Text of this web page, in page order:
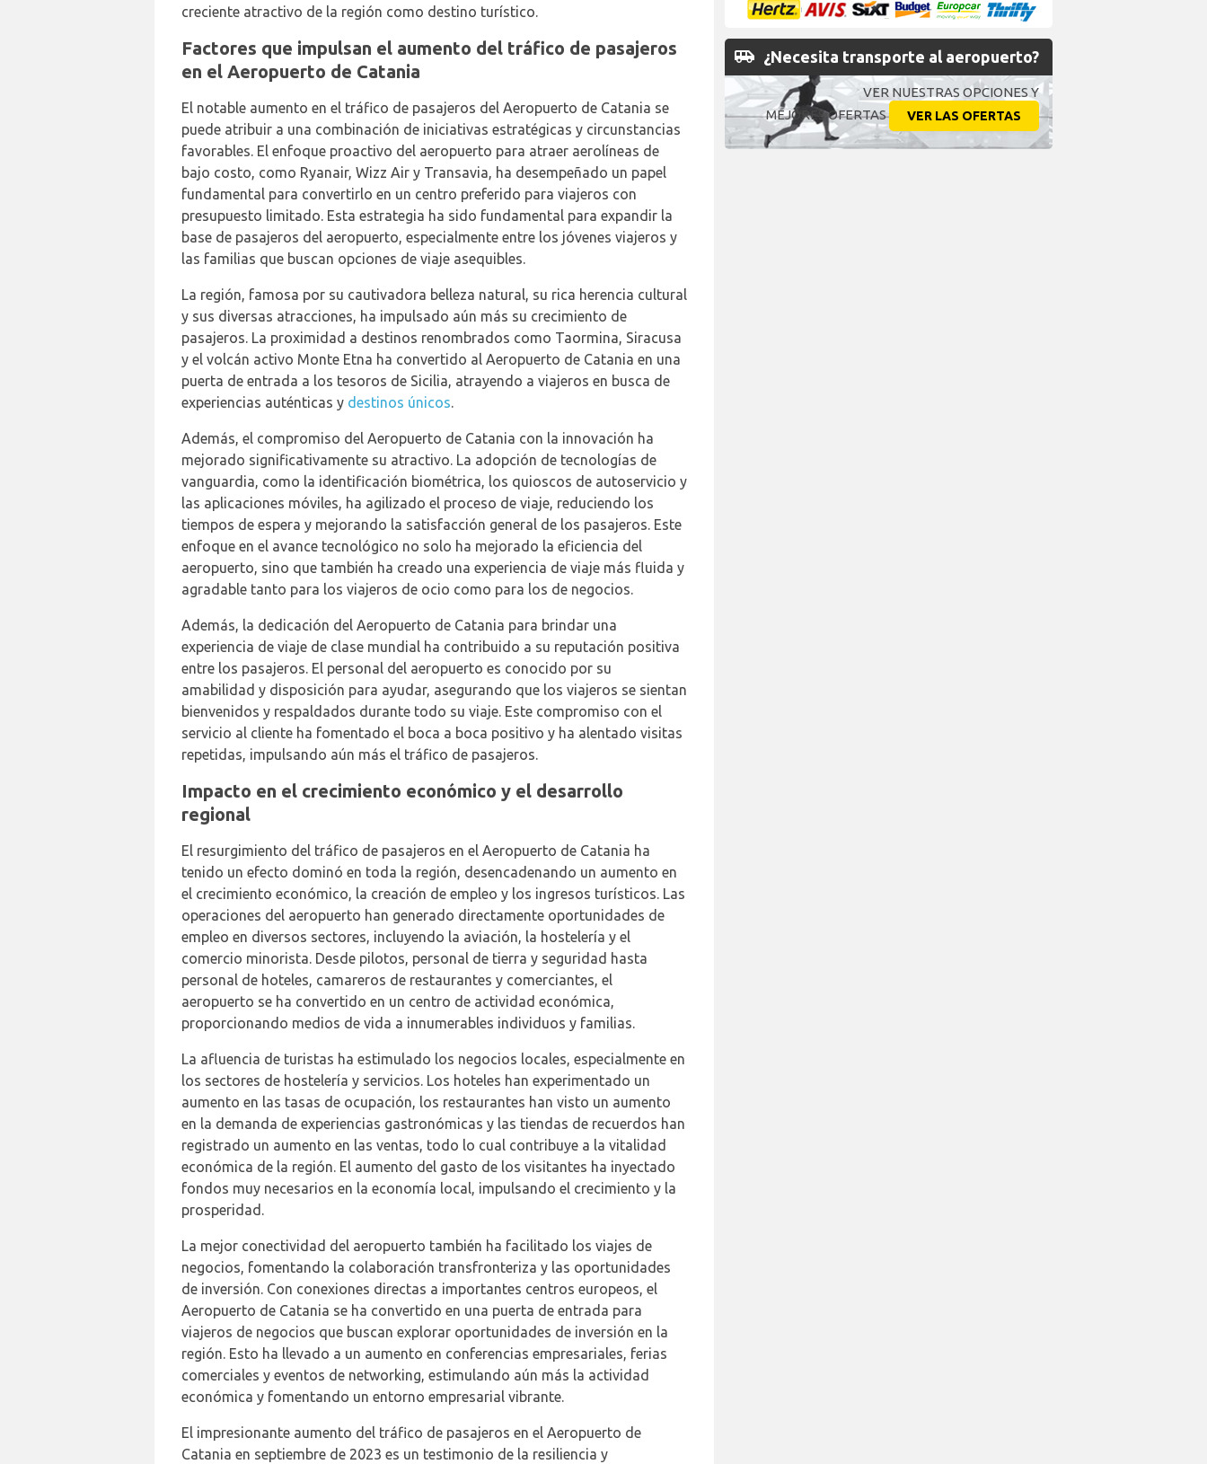
creciente atractivo de la región como destino turístico.
Factores que impulsan el aumento del tráfico de pasajeros
en el Aeropuerto de Catania
El notable aumento en el tráfico de pasajeros del Aeropuerto de Catania se
puede atribuir a una combinación de iniciativas estratégicas y circunstancias
favorables. El enfoque proactivo del aeropuerto para atraer aerolíneas de
bajo costo, como Ryanair, Wizz Air y Transavia, ha desempeñado un papel
fundamental para convertirlo en un centro preferido para viajeros con
presupuesto limitado. Esta estrategia ha sido fundamental para expandir la
base de pasajeros del aeropuerto, especialmente entre los jóvenes viajeros y
las familias que buscan opciones de viaje asequibles.
La región, famosa por su cautivadora belleza natural, su rica herencia cultural
y sus diversas atracciones, ha impulsado aún más su crecimiento de
pasajeros. La proximidad a destinos renombrados como Taormina, Siracusa
y el volcán activo Monte Etna ha convertido al Aeropuerto de Catania en una
puerta de entrada a los tesoros de Sicilia, atrayendo a viajeros en busca de
experiencias auténticas y destinos únicos.
Además, el compromiso del Aeropuerto de Catania con la innovación ha
mejorado significativamente su atractivo. La adopción de tecnologías de
vanguardia, como la identificación biométrica, los quioscos de autoservicio y
las aplicaciones móviles, ha agilizado el proceso de viaje, reduciendo los
tiempos de espera y mejorando la satisfacción general de los pasajeros. Este
enfoque en el avance tecnológico no solo ha mejorado la eficiencia del
aeropuerto, sino que también ha creado una experiencia de viaje más fluida y
agradable tanto para los viajeros de ocio como para los de negocios.
Además, la dedicación del Aeropuerto de Catania para brindar una
experiencia de viaje de clase mundial ha contribuido a su reputación positiva
entre los pasajeros. El personal del aeropuerto es conocido por su
amabilidad y disposición para ayudar, asegurando que los viajeros se sientan
bienvenidos y respaldados durante todo su viaje. Este compromiso con el
servicio al cliente ha fomentado el boca a boca positivo y ha alentado visitas
repetidas, impulsando aún más el tráfico de pasajeros.
Impacto en el crecimiento económico y el desarrollo
regional
El resurgimiento del tráfico de pasajeros en el Aeropuerto de Catania ha
tenido un efecto dominó en toda la región, desencadenando un aumento en
el crecimiento económico, la creación de empleo y los ingresos turísticos. Las
operaciones del aeropuerto han generado directamente oportunidades de
empleo en diversos sectores, incluyendo la aviación, la hostelería y el
comercio minorista. Desde pilotos, personal de tierra y seguridad hasta
personal de hoteles, camareros de restaurantes y comerciantes, el
aeropuerto se ha convertido en un centro de actividad económica,
proporcionando medios de vida a innumerables individuos y familias.
La afluencia de turistas ha estimulado los negocios locales, especialmente en
los sectores de hostelería y servicios. Los hoteles han experimentado un
aumento en las tasas de ocupación, los restaurantes han visto un aumento
en la demanda de experiencias gastronómicas y las tiendas de recuerdos han
registrado un aumento en las ventas, todo lo cual contribuye a la vitalidad
económica de la región. El aumento del gasto de los visitantes ha inyectado
fondos muy necesarios en la economía local, impulsando el crecimiento y la
prosperidad.
La mejor conectividad del aeropuerto también ha facilitado los viajes de
negocios, fomentando la colaboración transfronteriza y las oportunidades
de inversión. Con conexiones directas a importantes centros europeos, el
Aeropuerto de Catania se ha convertido en una puerta de entrada para
viajeros de negocios que buscan explorar oportunidades de inversión en la
región. Esto ha llevado a un aumento en conferencias empresariales, ferias
comerciales y eventos de networking, estimulando aún más la actividad
económica y fomentando un entorno empresarial vibrante.
El impresionante aumento del tráfico de pasajeros en el Aeropuerto de
Catania en septiembre de 2023 es un testimonio de la resiliencia y
airport_shuttle ¿Necesita transporte al aeropuerto?
VER NUESTRAS OPCIONES Y
MEJORES OFERTAS
VER LAS OFERTAS